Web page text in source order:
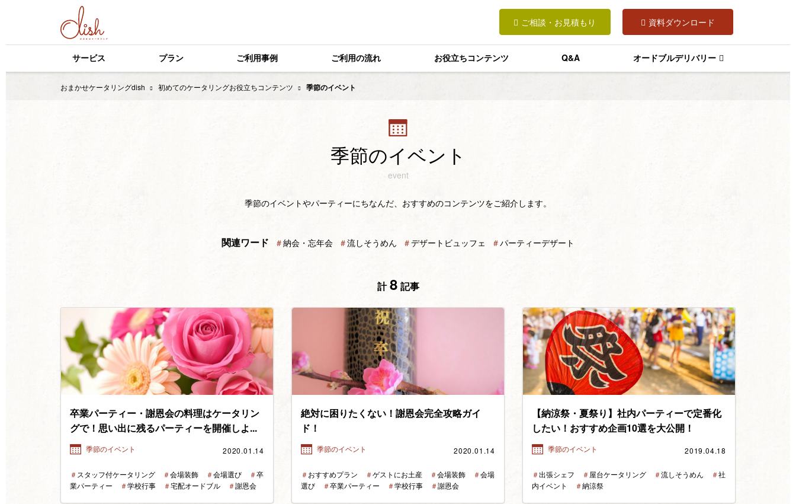
ご相談・お見積もり 資料ダウンロード
サービス プラン ご利用事例 ご利用の流れ お役立ちコンテンツ Q&A オードブルデリバリー
おまかせケータリングdish 初めてのケータリングお役立ちコンテンツ 季節のイベント
季節のイベント
event
季節のイベントやパーティーにちなんだ、おすすめのコンテンツをご紹介します。
関連ワード ＃納会・忘年会 ＃流しそうめん ＃デザートビュッフェ ＃パーティーデザート
計 8 記事
卒業パーティー・謝恩会の料理はケータリン
グで！思い出に残るパーティーを開催しよ...
季節のイベント 2020.01.14
＃ スタッフ付ケータリング ＃会場装飾 ＃会場選び ＃卒
業パーティー
＃学校行事 ＃宅配オードブル ＃謝恩会
絶対に困りたくない！謝恩会完全攻略ガイ
ド！
季節のイベント 2020.01.14
＃おすすめプラン ＃ゲストにお土産 ＃会場装飾 ＃会場
選び
＃卒業パーティー ＃学校行事 ＃謝恩会
【納涼祭・夏祭り】社内パーティーで定番化
したい！おすすめ企画10選を大公開！
季節のイベント 2019.04.18
＃出張シェフ ＃屋台ケータリング ＃流しそうめん ＃社
内イベント
＃納涼祭